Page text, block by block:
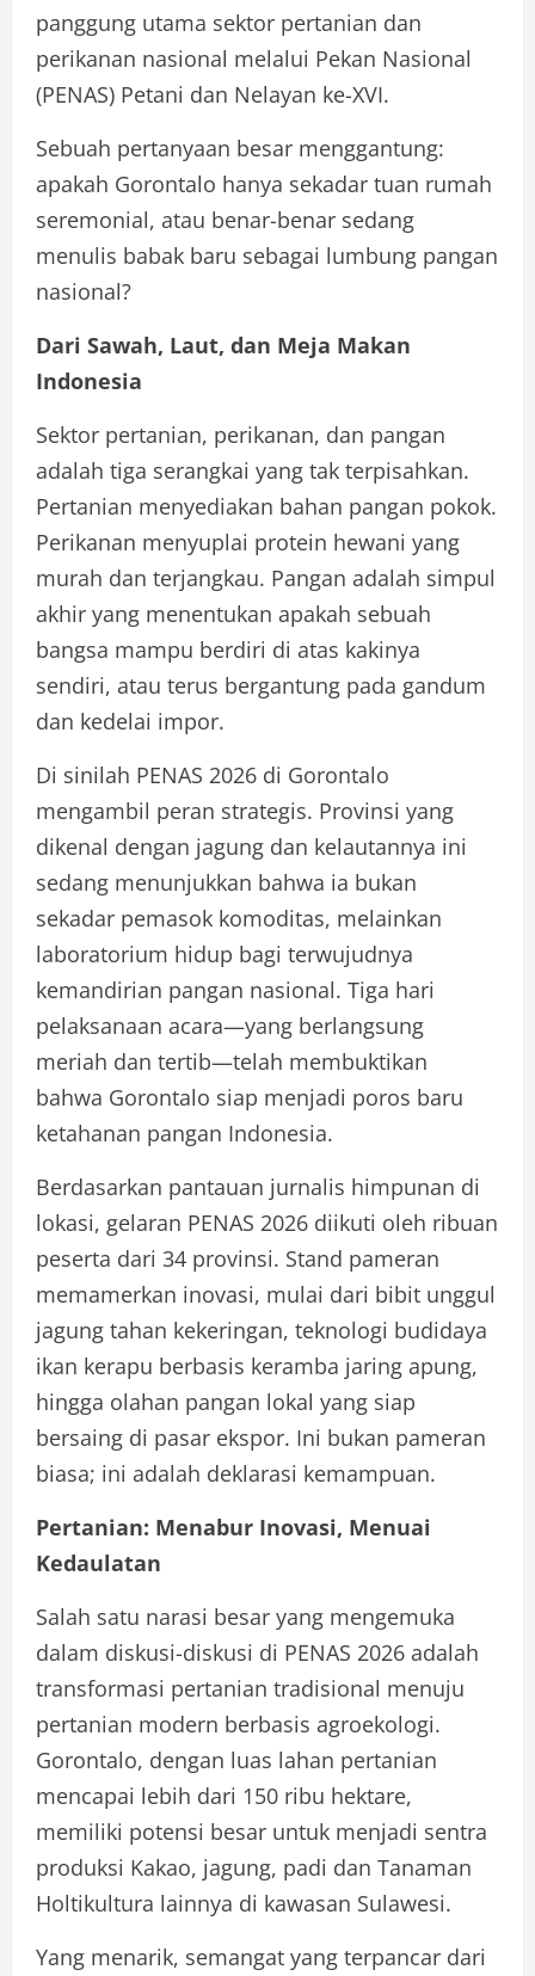
panggung utama sektor pertanian dan
perikanan nasional melalui Pekan Nasional
(PENAS) Petani dan Nelayan ke-XVI.
Sebuah pertanyaan besar menggantung:
apakah Gorontalo hanya sekadar tuan rumah
seremonial, atau benar-benar sedang
menulis babak baru sebagai lumbung pangan
nasional?
Dari Sawah, Laut, dan Meja Makan
Indonesia
Sektor pertanian, perikanan, dan pangan
adalah tiga serangkai yang tak terpisahkan.
Pertanian menyediakan bahan pangan pokok.
Perikanan menyuplai protein hewani yang
murah dan terjangkau. Pangan adalah simpul
akhir yang menentukan apakah sebuah
bangsa mampu berdiri di atas kakinya
sendiri, atau terus bergantung pada gandum
dan kedelai impor.
Di sinilah PENAS 2026 di Gorontalo
mengambil peran strategis. Provinsi yang
dikenal dengan jagung dan kelautannya ini
sedang menunjukkan bahwa ia bukan
sekadar pemasok komoditas, melainkan
laboratorium hidup bagi terwujudnya
kemandirian pangan nasional. Tiga hari
pelaksanaan acara—yang berlangsung
meriah dan tertib—telah membuktikan
bahwa Gorontalo siap menjadi poros baru
ketahanan pangan Indonesia.
Berdasarkan pantauan jurnalis himpunan di
lokasi, gelaran PENAS 2026 diikuti oleh ribuan
peserta dari 34 provinsi. Stand pameran
memamerkan inovasi, mulai dari bibit unggul
jagung tahan kekeringan, teknologi budidaya
ikan kerapu berbasis keramba jaring apung,
hingga olahan pangan lokal yang siap
bersaing di pasar ekspor. Ini bukan pameran
biasa; ini adalah deklarasi kemampuan.
Pertanian: Menabur Inovasi, Menuai
Kedaulatan
Salah satu narasi besar yang mengemuka
dalam diskusi-diskusi di PENAS 2026 adalah
transformasi pertanian tradisional menuju
pertanian modern berbasis agroekologi.
Gorontalo, dengan luas lahan pertanian
mencapai lebih dari 150 ribu hektare,
memiliki potensi besar untuk menjadi sentra
produksi Kakao, jagung, padi dan Tanaman
Holtikultura lainnya di kawasan Sulawesi.
Yang menarik, semangat yang terpancar dari